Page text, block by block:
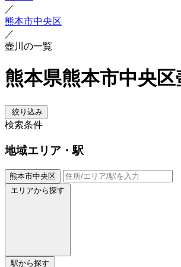
／
熊本市中央区
／
壺川の一覧
熊本県熊本市中央
絞り込み
検索条件
地域エリア・駅
熊本市中央区
エリアから探す
駅から探す